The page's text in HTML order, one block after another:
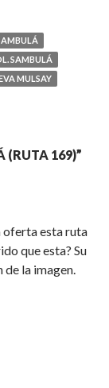
SAMBULÁ
MULSAY
(RUTA 169)”
oferta esta ruta
que esta? Su
la imagen.